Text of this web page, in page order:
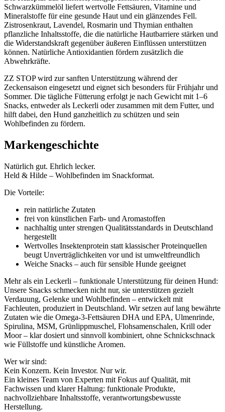
Schwarzkümmelöl liefert wertvolle Fettsäuren, Vitamine und
Mineralstoffe für eine gesunde Haut und ein glänzendes Fell.
Zistrosenkraut, Lavendel, Rosmarin und Thymian enthalten
pflanzliche Inhaltsstoffe, die die natürliche Hautbarriere stärken und
die Widerstandskraft gegenüber äußeren Einflüssen unterstützen
können. Natürliche Antioxidantien fördern zusätzlich die
Abwehrkräfte.
ZZ STOP wird zur sanften Unterstützung während der
Zeckensaison eingesetzt und eignet sich besonders für Frühjahr und
Sommer. Die tägliche Fütterung erfolgt je nach Gewicht mit 1–6
Snacks, entweder als Leckerli oder zusammen mit dem Futter, und
hilft dabei, den Hund ganzheitlich zu schützen und sein
Wohlbefinden zu fördern.
Markengeschichte
Natürlich gut. Ehrlich lecker.
Held & Hilde – Wohlbefinden im Snackformat.
Die Vorteile:
rein natürliche Zutaten
frei von künstlichen Farb- und Aromastoffen
nachhaltig unter strengen Qualitätsstandards in Deutschland
hergestellt
Wertvolles Insektenprotein statt klassischer Proteinquellen
beugt Unverträglichkeiten vor und ist umweltfreundlich
Weiche Snacks – auch für sensible Hunde geeignet
Mehr als ein Leckerli – funktionale Unterstützung für deinen Hund:
Unsere Snacks schmecken nicht nur, sie unterstützen gezielt
Verdauung, Gelenke und Wohlbefinden – entwickelt mit
Fachleuten, produziert in Deutschland. Wir setzen auf lang bewährte
Zutaten wie die Omega-3-Fettsäuren DHA und EPA, Ulmenrinde,
Spirulina, MSM, Grünlippmuschel, Flohsamenschalen, Krill oder
Moor – klar dosiert und sinnvoll kombiniert, ohne Schnickschnack
wie Füllstoffe und künstliche Aromen.
Wer wir sind:
Kein Konzern. Kein Investor. Nur wir.
Ein kleines Team von Experten mit Fokus auf Qualität, mit
Fachwissen und klarer Haltung: funktionale Produkte,
nachvollziehbare Inhaltsstoffe, verantwortungsbewusste
Herstellung.